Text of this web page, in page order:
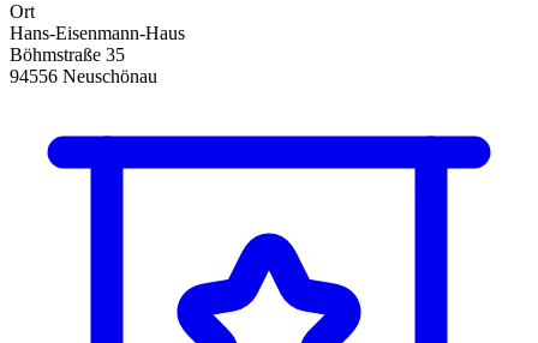
Ort
Hans-Eisenmann-Haus
Böhmstraße 35
94556 Neuschönau